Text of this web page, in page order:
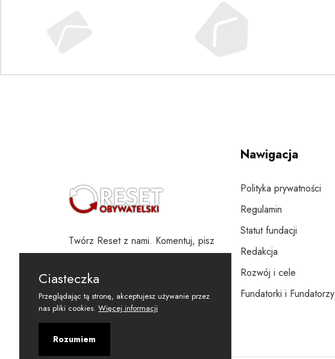
Twórz Reset z nami. Komentuj, pisz
i wspieraj
Nawigacja
Polityka prywatności
Regulamin
Statut fundacji
Redakcja
Rozwój i cele
Fundatorki i Fundatorzy
Ciasteczka
Przeglądając tą stronę, akceptujesz używanie przez
nas pliki cookies. Więcej informacji
Rozumiem